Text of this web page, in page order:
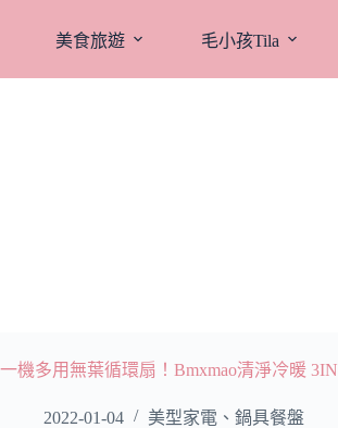
美食旅遊 毛小孩Tila
一機多用無葉循環扇！Bmxmao清淨冷暖
2022-01-04 美型家電、鍋具餐盤